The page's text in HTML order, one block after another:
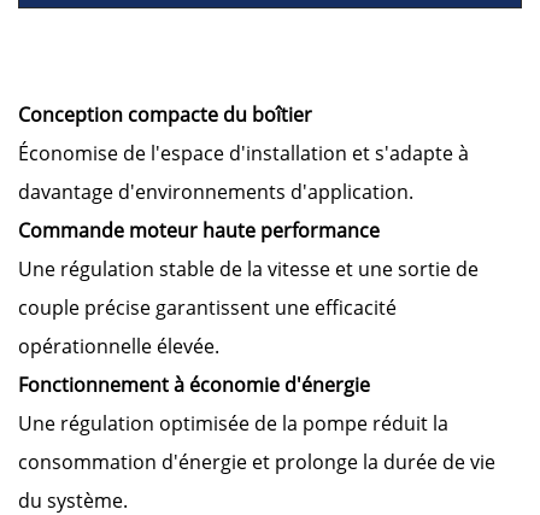
Conception compacte du boîtier
Économise de l'espace d'installation et s'adapte à
davantage d'environnements d'application.
Commande moteur haute performance
Une régulation stable de la vitesse et une sortie de
couple précise garantissent une efficacité
opérationnelle élevée.
Fonctionnement à économie d'énergie
Une régulation optimisée de la pompe réduit la
consommation d'énergie et prolonge la durée de vie
du système.